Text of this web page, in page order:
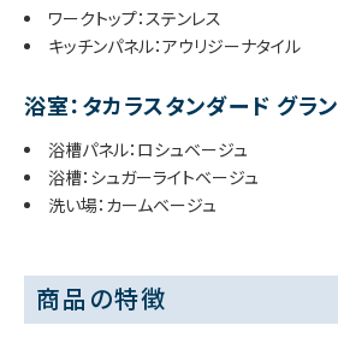
ワークトップ：ステンレス
キッチンパネル：アウリジーナタイル
浴室：タカラスタンダード グラ
浴槽パネル：ロシュベージュ
浴槽：シュガーライトベージュ
洗い場：カームベージュ
商品の特徴